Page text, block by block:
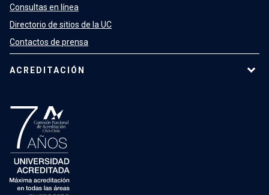
Consultas en línea
Directorio de sitios de la UC
Contactos de prensa
ACREDITACIÓN